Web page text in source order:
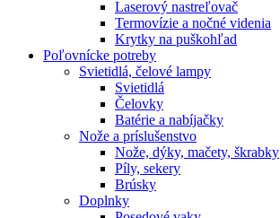
Laserový nastreľovač
Termovízie a nočné videnia
Krytky na puškohľad
Poľovnícke potreby
Svietidlá, čelové lampy
Svietidlá
Čelovky
Batérie a nabíjačky
Nože a príslušenstvo
Nože, dýky, mačety, škrabky
Píly, sekery
Brúsky
Doplnky